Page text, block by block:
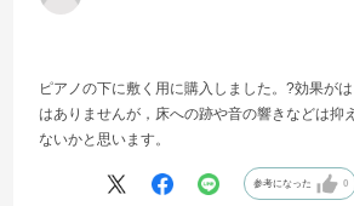
ピアノの下に敷く用に購入しました。?効果が
はありませんが，床への跡や音の響きなどは抑
ないかと思います。
参考になった 0